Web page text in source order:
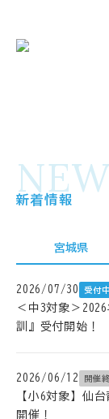
新着情報
宮城県
2026/07/30 受付中
＜中3対象＞
訓』受付開始！
2026/06/12 開催
【小6対象】仙
開催！